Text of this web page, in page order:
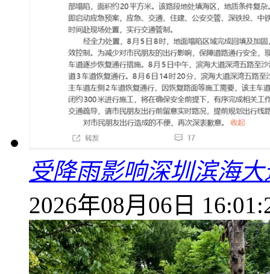
受降雨影响深圳滨海
2026年08月06日